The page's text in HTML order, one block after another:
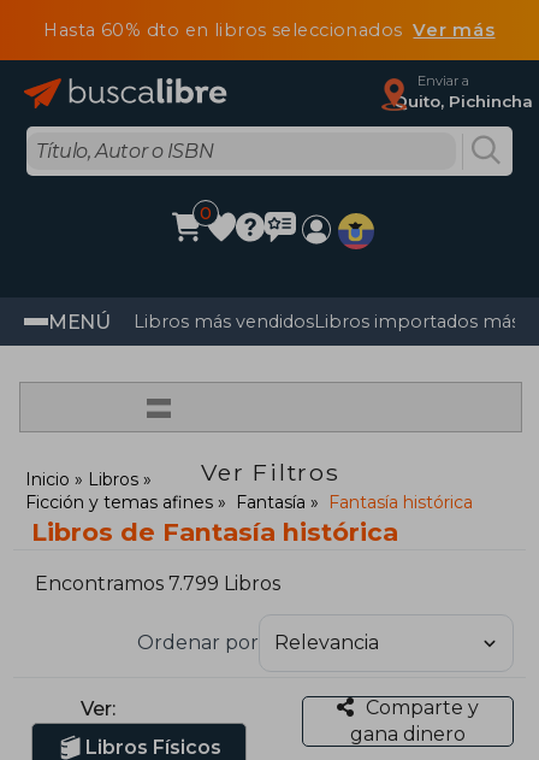
Hasta 60% dto en libros seleccionadosVer más
Enviar a
Quito, Pichincha
0
MENÚ Libros más vendidosLibros importados más
=
Ver Filtros
Inicio
Libros
Ficción y temas afines
Fantasía Fantasía histórica
Libros de Fantasía histórica
Encontramos 7.799 Libros
Ordenar por
Ver:
Libros Físicos
Comparte y
gana dinero